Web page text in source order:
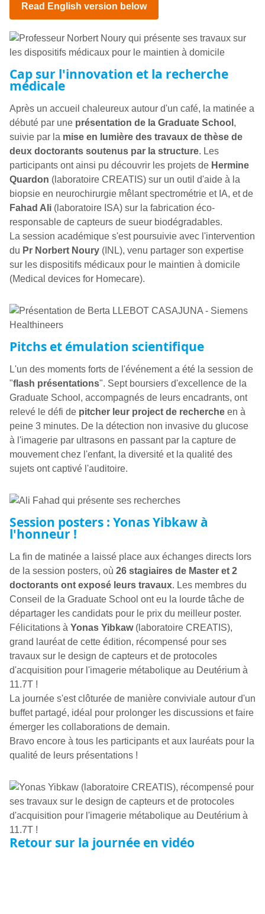
Read English version below
Cap sur l'innovation et la recherche
médicale
Après un accueil chaleureux autour d'un café, la matinée a
débuté par une présentation de la Graduate School ,
suivie par la mise en lumière des travaux de thèse de
deux doctorants soutenus par la structure. Les
participants ont ainsi pu découvrir les projets de Hermine
Quardon (laboratoire CREATIS) sur un outil d'aide à la
biopsie en neurochirurgie mêlant spectrométrie et IA, et de
Fahad Ali (laboratoire ISA) sur la fabrication éco-
responsable de capteurs de sueur biodégradables.
La session académique s'est poursuivie avec l'intervention
du Pr Norbert Noury (INL), venu partager son expertise
sur les dispositifs médicaux pour le maintien à domicile
(Medical devices for Homecare).
Pitchs et émulation scientifique
L'un des moments forts de l'événement a été la session de
"flash présentations". Sept boursiers d'excellence de la
Graduate School, accompagnés de leurs encadrants, ont
relevé le défi de pitcher leur project de recherche en à
peine 3 minutes. De la détection non invasive du glucose
à l'imagerie par ultrasons en passant par la capture de
mouvement chez l'enfant, la diversité et la qualité des
sujets ont captivé l'auditoire.
Session posters : Yonas Yibkaw à
l'honneur !
La fin de matinée a laissé place aux échanges directs lors
de la session posters, où 26 stagiaires de Master et 2
doctorants ont exposé leurs travaux. Les membres du
Conseil de la Graduate School ont eu la lourde tâche de
départager les candidats pour le prix du meilleur poster.
Félicitations à Yonas Yibkaw(laboratoire CREATIS),
grand lauréat de cette édition, récompensé pour ses
travaux sur le design de capteurs et de protocoles
d'acquisition pour l'imagerie métabolique au Deutérium à
11.7T !
La journée s'est clôturée de manière conviviale autour d'un
buffet partagé, idéal pour prolonger les discussions et faire
émerger les collaborations de demain.
Bravo encore à tous les participants et aux lauréats pour la
qualité de leurs présentations !
Retour sur la journée en vidéo